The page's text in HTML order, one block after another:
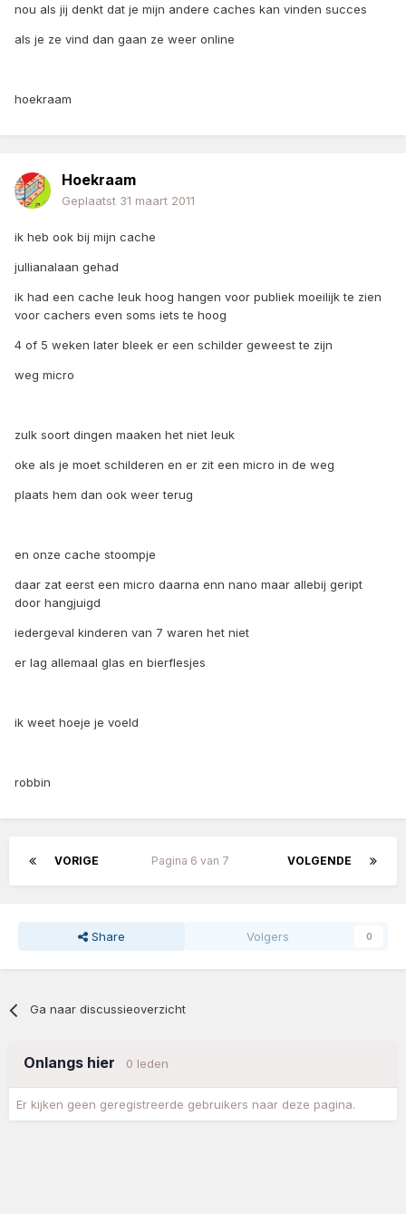
nou als jij denkt dat je mijn andere caches kan vinden succes
als je ze vind dan gaan ze weer online
hoekraam
Hoekraam
Geplaatst 31 maart 2011
ik heb ook bij mijn cache
jullianalaan gehad
ik had een cache leuk hoog hangen voor publiek moeilijk te zien
voor cachers even soms iets te hoog
4 of 5 weken later bleek er een schilder geweest te zijn
weg micro
zulk soort dingen maaken het niet leuk
oke als je moet schilderen en er zit een micro in de weg
plaats hem dan ook weer terug
en onze cache stoompje
daar zat eerst een micro daarna enn nano maar allebij geript
door hangjuigd
iedergeval kinderen van 7 waren het niet
er lag allemaal glas en bierflesjes
ik weet hoeje je voeld
robbin
VORIGE VOLGENDE
Pagina 6 van 7
Share Volgers 0
Ga naar discussieoverzicht
Onlangs hier 0 leden
Er kijken geen geregistreerde gebruikers naar deze pagina.